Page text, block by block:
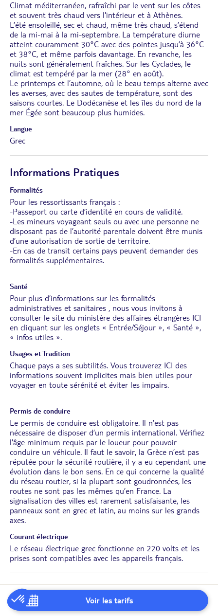
Voir les tarifs
Climat méditerranéen, rafraîchi par le vent sur les côtes
et souvent très chaud vers l'intérieur et à Athènes.
L’été ensoleillé, sec et chaud, même très chaud, s’étend
de la mi-mai à la mi-septembre. La température diurne
atteint couramment 30°C avec des pointes jusqu’à 36°C
et 38°C, et même parfois davantage. En revanche, les
nuits sont généralement fraîches. Sur les Cyclades, le
climat est tempéré par la mer (28° en août).
Le printemps et l’automne, où le beau temps alterne avec
les averses, avec des sautes de température, sont des
saisons courtes. Le Dodécanèse et les îles du nord de la
mer Égée sont beaucoup plus humides.
Langue
Grec
Informations Pratiques
Formalités
Pour les ressortissants français :
-Passeport ou carte d’identité en cours de validité.
-Les mineurs voyageant seuls ou avec une personne ne
disposant pas de l’autorité parentale doivent être munis
d’une autorisation de sortie de territoire.
-En cas de transit certains pays peuvent demander des
formalités supplémentaires.
Santé
Pour plus d’informations sur les formalités
administratives et sanitaires , nous vous invitons à
consulter le site du ministère des affaires étrangères ICI
en cliquant sur les onglets « Entrée/Séjour », « Santé »,
« infos utiles ».
Usages et Tradition
Chaque pays a ses subtilités. Vous trouverez ICI des
informations souvent implicites mais bien utiles pour
voyager en toute sérénité et éviter les impairs.
Permis de conduire
Le permis de conduire est obligatoire. Il n’est pas
nécessaire de disposer d’un permis international. Vérifiez
l'âge minimum requis par le loueur pour pouvoir
conduire un véhicule. Il faut le savoir, la Grèce n’est pas
réputée pour la sécurité routière, il y a eu cependant une
évolution dans le bon sens. En ce qui concerne la qualité
du réseau routier, si la plupart sont goudronnées, les
routes ne sont pas les mêmes qu’en France. La
signalisation des villes est rarement satisfaisante, les
panneaux sont en grec et latin, au moins sur les grands
axes.
Courant électrique
Le réseau électrique grec fonctionne en 220 volts et les
prises sont compatibles avec les appareils français.
Avant de partir
Conseils